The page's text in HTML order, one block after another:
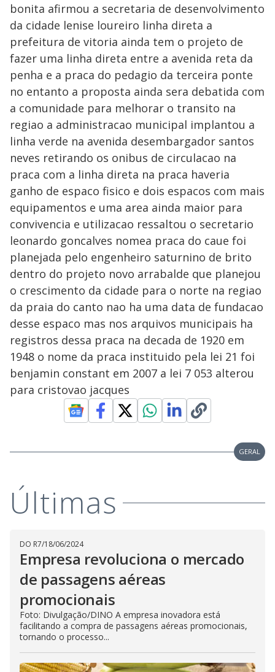
bonita afirmou a secretaria de desenvolvimento
da cidade lenise loureiro linha direta a
prefeitura de vitoria ainda tem o projeto de
fazer uma linha direta entre a avenida reta da
penha e a praca do pedagio da terceira ponte
no entanto a proposta ainda sera debatida com
a comunidade para melhorar o transito na
regiao a administracao municipal implantou a
linha verde na avenida desembargador santos
neves retirando os onibus de circulacao na
praca com a linha direta na praca haveria
ganho de espaco fisico e dois espacos com mais
equipamentos e uma area ainda maior para
convivencia e utilizacao ressaltou o secretario
leonardo goncalves nomea praca do caue foi
planejada pelo engenheiro saturnino de brito
dentro do projeto novo arrabalde que planejou
o crescimento da cidade para o norte na regiao
da praia do canto nao ha uma data de fundacao
desse espaco mas nos arquivos municipais ha
registros dessa praca na decada de 1920 em
1948 o nome da praca instituido pela lei 21 foi
benjamin constant em 2007 a lei 7 053 alterou
para cristovao jacques
GERAL
Últimas
DO R7/18/06/2024
Empresa revoluciona o mercado
de passagens aéreas
promocionais
Foto: Divulgação/DINO A empresa inovadora está
facilitando a compra de passagens aéreas promocionais,
tornando o processo...